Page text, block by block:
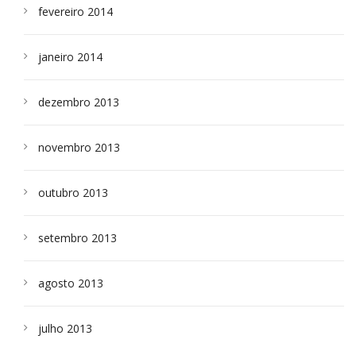
fevereiro 2014
janeiro 2014
dezembro 2013
novembro 2013
outubro 2013
setembro 2013
agosto 2013
julho 2013